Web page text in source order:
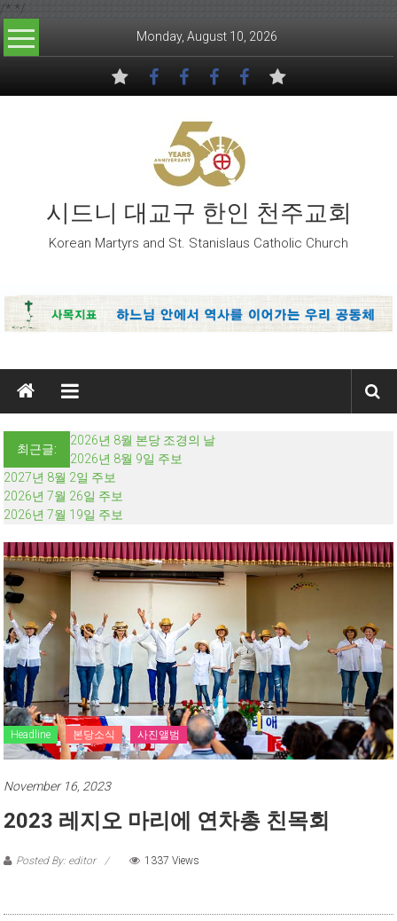
/* */
Skip to content
Monday, August 10, 2026
시드니 대교구 한인 천주교회
Korean Martyrs and St. Stanislaus Catholic Church
최근글:
2026년 8월 본당 조경의 날
2026년 8월 9일 주보
2027년 8월 2일 주보
2026년 7월 26일 주보
2026년 7월 19일 주보
Headline 본당소식 사진앨범
November 16, 2023
2023 레지오 마리에 연차총 친목회
Posted By: editor 1337 Views